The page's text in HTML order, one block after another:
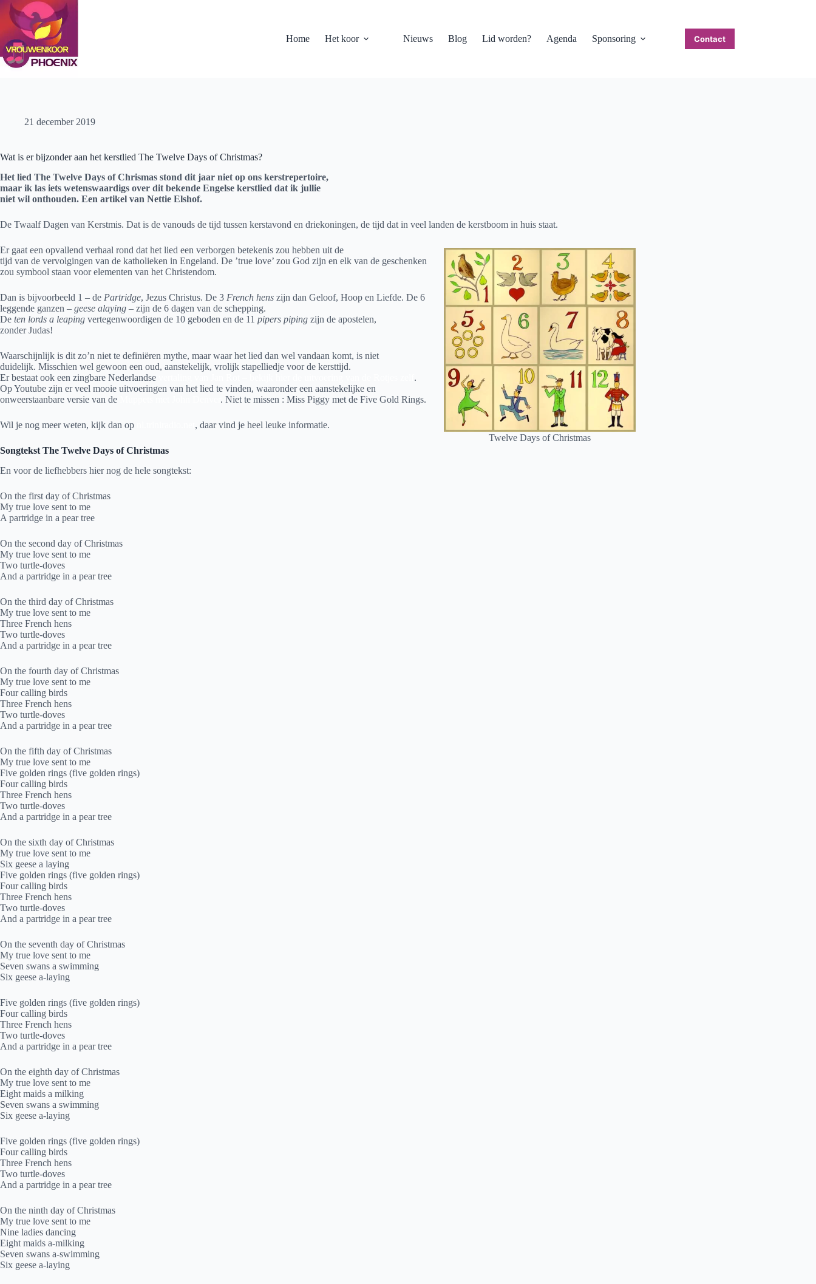
Ga
naar
inhoud
Home Het koor Nieuws Blog Lid worden? Agenda Sponsoring Contact
21 december 2019
Wat is er bijzonder aan het kerstlied The Twelve Days of Christmas?
Het lied The Twelve Days of Chrismas stond dit jaar niet op ons kerstrepertoire,
maar ik las iets wetenswaardigs over dit bekende Engelse kerstlied dat ik jullie
niet wil onthouden. Een artikel van Nettie Elshof.
De Twaalf Dagen van Kerstmis. Dat is de vanouds de tijd tussen kerstavond en driekoningen, de tijd dat in veel landen de kerstboom in huis staat.
Twelve Days of Christmas
Er gaat een opvallend verhaal rond dat het lied een verborgen betekenis zou hebben uit de
tijd van de vervolgingen van de katholieken in Engeland. De ’true love’ zou God zijn en elk van de geschenken
zou symbool staan voor elementen van het Christendom.
Dan is bijvoorbeeld 1 – de Partridge, Jezus Christus. De 3 French hens zijn dan Geloof, Hoop en Liefde. De 6
leggende ganzen – geese alaying – zijn de 6 dagen van de schepping.
De ten lords a leaping vertegenwoordigen de 10 geboden en de 11 pipers piping zijn de apostelen,
zonder Judas!
Waarschijnlijk is dit zo’n niet te definiëren mythe, maar waar het lied dan wel vandaan komt, is niet
duidelijk. Misschien wel gewoon een oud, aanstekelijk, vrolijk stapelliedje voor de kersttijd.
Er bestaat ook een zingbare Nederlandse
.
Op Youtube zijn er veel mooie uitvoeringen van het lied te vinden, waaronder een aanstekelijke en
onweerstaanbare versie van de
. Niet te missen : Miss Piggy met de Five Gold Rings.
Wil je nog meer weten, kijk dan op , daar vind je heel leuke informatie.
Songtekst The Twelve Days of Christmas
En voor de liefhebbers hier nog de hele songtekst:
On the first day of Christmas
My true love sent to me
A partridge in a pear tree
On the second day of Christmas
My true love sent to me
Two turtle-doves
And a partridge in a pear tree
On the third day of Christmas
My true love sent to me
Three French hens
Two turtle-doves
And a partridge in a pear tree
On the fourth day of Christmas
My true love sent to me
Four calling birds
Three French hens
Two turtle-doves
And a partridge in a pear tree
On the fifth day of Christmas
My true love sent to me
Five golden rings (five golden rings)
Four calling birds
Three French hens
Two turtle-doves
And a partridge in a pear tree
On the sixth day of Christmas
My true love sent to me
Six geese a laying
Five golden rings (five golden rings)
Four calling birds
Three French hens
Two turtle-doves
And a partridge in a pear tree
On the seventh day of Christmas
My true love sent to me
Seven swans a swimming
Six geese a-laying
Five golden rings (five golden rings)
Four calling birds
Three French hens
Two turtle-doves
And a partridge in a pear tree
On the eighth day of Christmas
My true love sent to me
Eight maids a milking
Seven swans a swimming
Six geese a-laying
Five golden rings (five golden rings)
Four calling birds
Three French hens
Two turtle-doves
And a partridge in a pear tree
On the ninth day of Christmas
My true love sent to me
Nine ladies dancing
Eight maids a-milking
Seven swans a-swimming
Six geese a-laying